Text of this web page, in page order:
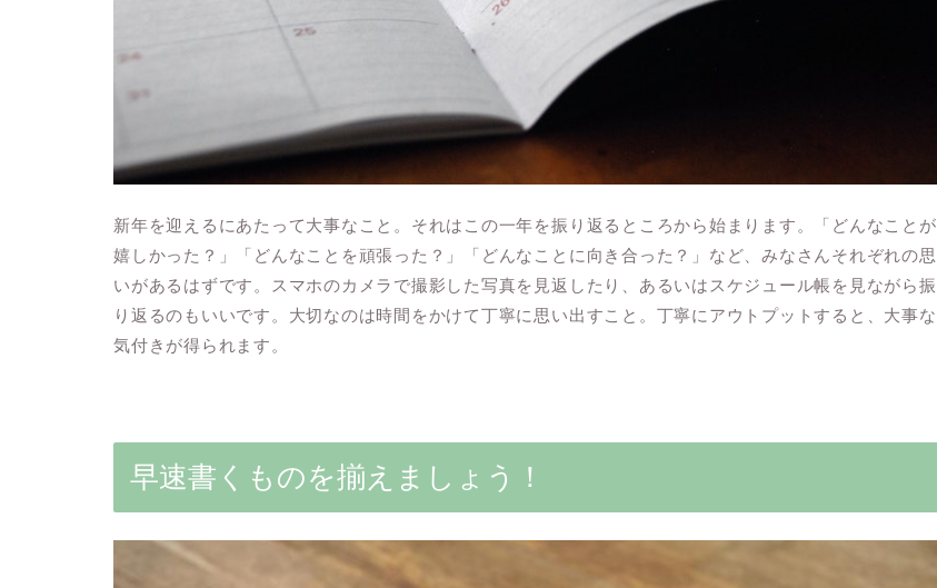
新年を迎えるにあたって大事なこと。それはこの一年を振り返るところから始まります。「どんなことが
嬉しかった？」「どんなことを頑張った？」「どんなことに向き合った？」など、みなさんそれぞれの思
いがあるはずです。スマホのカメラで撮影した写真を見返したり、あるいはスケジュール帳を見ながら振
り返るのもいいです。大切なのは時間をかけて丁寧に思い出すこと。丁寧にアウトプットすると、大事な
気付きが得られます。
早速書くものを揃えましょう！